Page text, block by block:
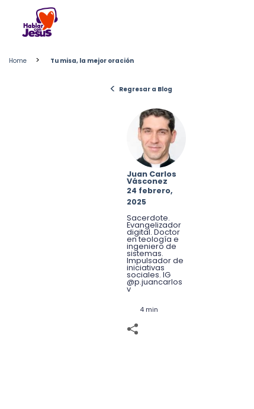
content
Home > Tu misa, la mejor oración
< Regresar a Blog
Juan Carlos
Vásconez
24 febrero,
2025
Sacerdote.
Evangelizador
digital. Doctor
en teología e
ingeniero de
sistemas.
Impulsador de
iniciativas
sociales. IG
@p.juancarlos
v
4 min